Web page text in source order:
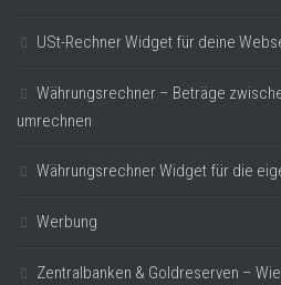
USt-Rechner Widget für deine
Währungsrechner – Beträge
umrechnen
Währungsrechner Widget für die
Werbung
Zentralbanken & Goldreserven –